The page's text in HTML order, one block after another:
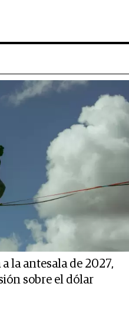
la antesala de 2027,
sobre el dólar